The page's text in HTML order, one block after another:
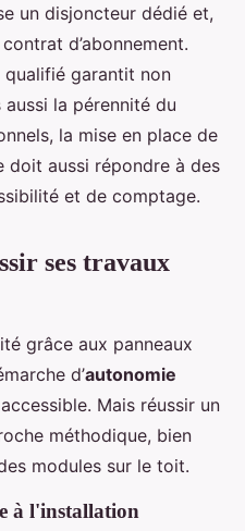
un disjoncteur dédié et,
d’abonnement.
qualifié garantit non
la pérennité du
la mise en place de
doit aussi répondre à des
et de comptage.
ses travaux
grâce aux panneaux
d’autonomie
Mais réussir un
méthodique, bien
modules sur le toit.
à l'installation